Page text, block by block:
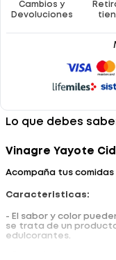
Cambios y
Devoluciones
Lo que debes
Vinagre Yayote
Acompaña tus comidas
Caracteristicas:
- El sabor y color
se trata de un
edulcorantes.